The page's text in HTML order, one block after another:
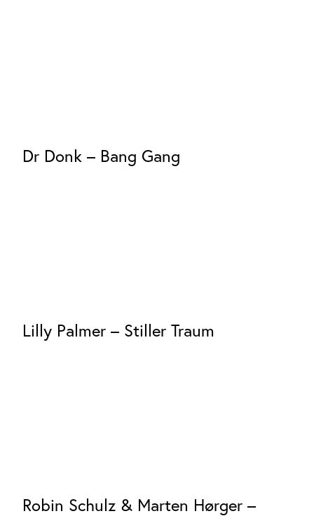
Dr Donk – Bang Gang
Lilly Palmer – Stiller Traum
Robin Schulz & Marten Hørger –